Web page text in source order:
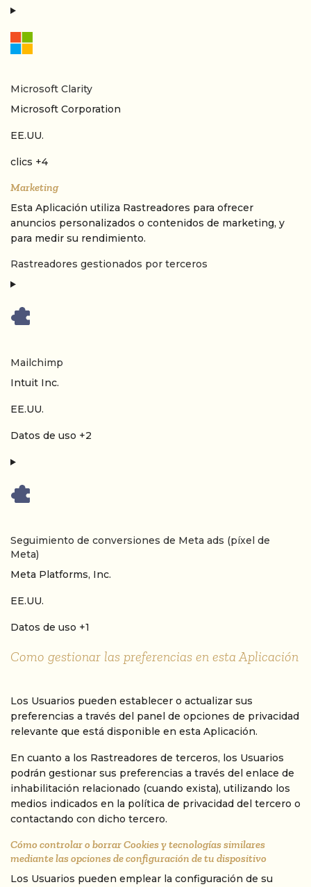
Microsoft Clarity
Empresa:
Microsoft Corporation
Lugar de tratamiento:
EE.UU.
Datos Personales tratados:
clics +4
Marketing
Esta Aplicación utiliza Rastreadores para ofrecer
anuncios personalizados o contenidos de marketing, y
para medir su rendimiento.
Rastreadores gestionados por terceros
Mailchimp
Empresa:
Intuit Inc.
Lugar de tratamiento:
EE.UU.
Datos Personales tratados:
Datos de uso +2
Seguimiento de conversiones de Meta ads (píxel de
Meta)
Empresa:
Meta Platforms, Inc.
Lugar de tratamiento:
EE.UU.
Datos Personales tratados:
Datos de uso +1
Como gestionar las preferencias en esta Aplicación
Los Usuarios pueden establecer o actualizar sus
preferencias a través del panel de opciones de privacidad
relevante que está disponible en esta Aplicación.
En cuanto a los Rastreadores de terceros, los Usuarios
podrán gestionar sus preferencias a través del enlace de
inhabilitación relacionado (cuando exista), utilizando los
medios indicados en la política de privacidad del tercero o
contactando con dicho tercero.
Cómo controlar o borrar Cookies y tecnologías similares
mediante las opciones de configuración de tu dispositivo
Los Usuarios pueden emplear la configuración de su